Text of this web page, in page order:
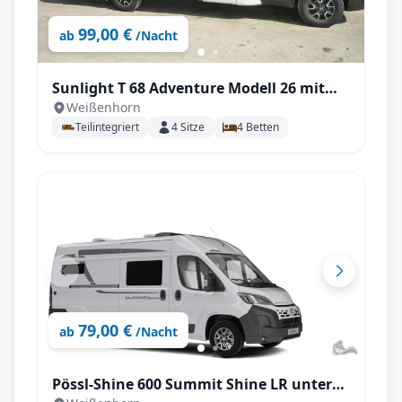
ab 99,00 € /Nacht
Sunlight T 68 Adventure Modell 26 mit
Einzelbetten +Hubbett
Weißenhorn
Teilintegriert 4Sitze 4 Betten
ab 79,00 € /Nacht
Pössl-Shine 600 Summit Shine LR unter